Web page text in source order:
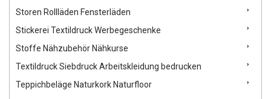
Storen Rollläden Fensterläden
Stickerei Textildruck Werbegeschenke
Stoffe Nähzubehör Nähkurse
Textildruck Siebdruck Arbeitskleidung bedrucken
Teppichbeläge Naturkork Naturfloor